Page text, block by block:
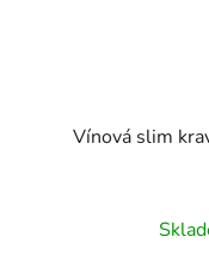
Vínová slim